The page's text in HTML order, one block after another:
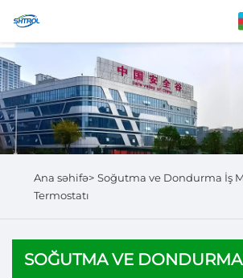
Biz Haqqımızda
Məhsullar
Bizimlə Əlaqə
Ana səhifə> Soğutma ve Dondurma İş
Termostatı
SOĞUTMA VE